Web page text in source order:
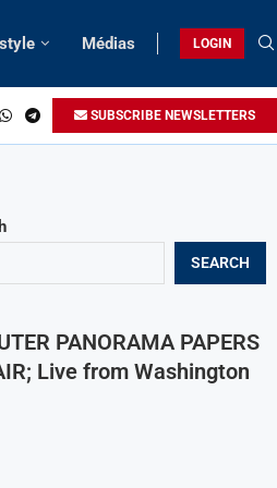
Médias LOGIN
SUBSCRIBE NEWSLETTERS
SEARCH
PANORAMA PAPERS
Live from Washington